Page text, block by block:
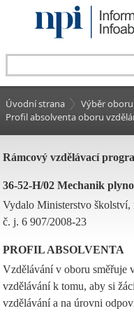
Úvodní strana Výběr
Profil absolventa oboru
Rámcový vzdělávací
36-52-H/02 Mechanik
Vydalo Ministerstvo školství,
č. j. 6 907/2008-23
PROFIL ABSOLVENTA
Vzdělávání v oboru směřuje
vzdělávání k tomu, aby si
vzdělávání a na úrovni